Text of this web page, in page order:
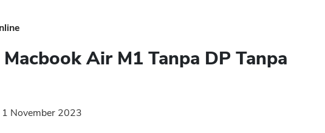
Air M1 Tanpa DP Tanpa
1 November 2023